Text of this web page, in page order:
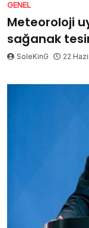
GENEL
Meteoroloji
sağanak
SoleKinG 22